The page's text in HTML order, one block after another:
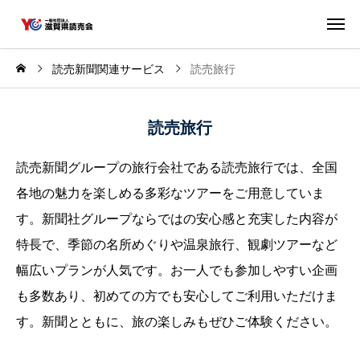
読売新聞関連サービス 読売旅行
読売旅行
読売新聞グループの旅行会社である読売旅行では、全国
各地の魅力を楽しめる多彩なツアーをご用意していま
す。新聞社グループならではの安心感と充実した内容が
特長で、季節の名所めぐりや温泉旅行、観劇ツアーなど
幅広いプランが人気です。お一人でも参加しやすい企画
も多数あり、初めての方でも安心してご利用いただけま
す。新聞とともに、旅の楽しみもぜひご体験ください。